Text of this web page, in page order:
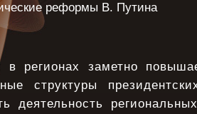
реформы В. Путина
в регионах заметно
структуры
деятельность